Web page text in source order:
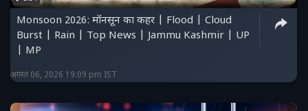
Monsoon 2026: मॉनसून का कहर | Flood | Cloud
Burst | Rain | Top News | Jammu Kashmir | UP
| MP
अगस्त 06, 2026 19:09 pm IST